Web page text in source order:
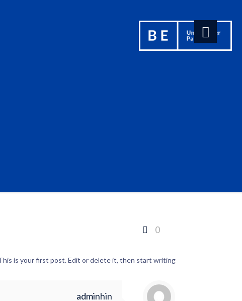
0
is your first post. Edit or delete it, then start writing!
adminhin